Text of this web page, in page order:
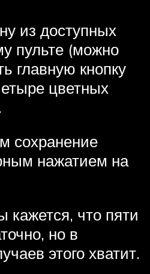
из доступных
пульте (можно
главную кнопку
цветных
сохранение
нажатием на
кажется, что пяти
но в
этого хватит.